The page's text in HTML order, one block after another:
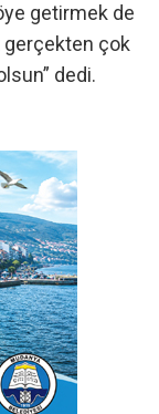
getirmek de
gerçekten çok
dedi.